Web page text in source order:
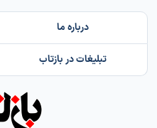
درباره ما
تبلیغات در بازتاب